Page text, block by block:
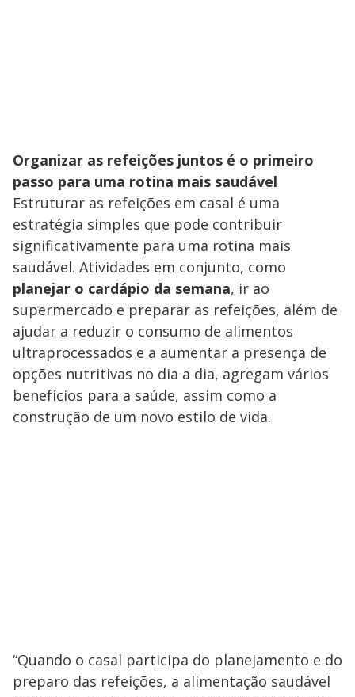
Organizar as refeições juntos é o primeiro
passo para uma rotina mais saudável
Estruturar as refeições em casal é uma
estratégia simples que pode contribuir
significativamente para uma rotina mais
saudável. Atividades em conjunto, como
planejar o cardápio da semana, ir ao
supermercado e preparar as refeições, além de
ajudar a reduzir o consumo de alimentos
ultraprocessados e a aumentar a presença de
opções nutritivas no dia a dia, agregam vários
benefícios para a saúde, assim como a
construção de um novo estilo de vida.
“Quando o casal participa do planejamento e do
preparo das refeições, a alimentação saudável